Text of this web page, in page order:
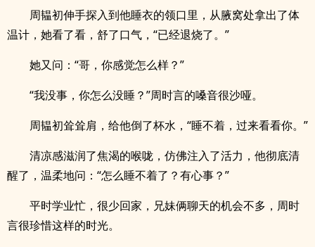
周韫初伸手探入到他睡衣的领口里，从腋窝处拿出了体
温计，她看了看，舒了口气，“已经退烧了。”
她又问：“哥，你感觉怎么样？”
“我没事，你怎么没睡？”周时言的嗓音很沙哑。
周韫初耸耸肩，给他倒了杯水，“睡不着，过来看看你。”
清凉感滋润了焦渴的喉咙，仿佛注入了活力，他彻底清
醒了，温柔地问：“怎么睡不着了？有心事？”
平时学业忙，很少回家，兄妹俩聊天的机会不多，周时
言很珍惜这样的时光。